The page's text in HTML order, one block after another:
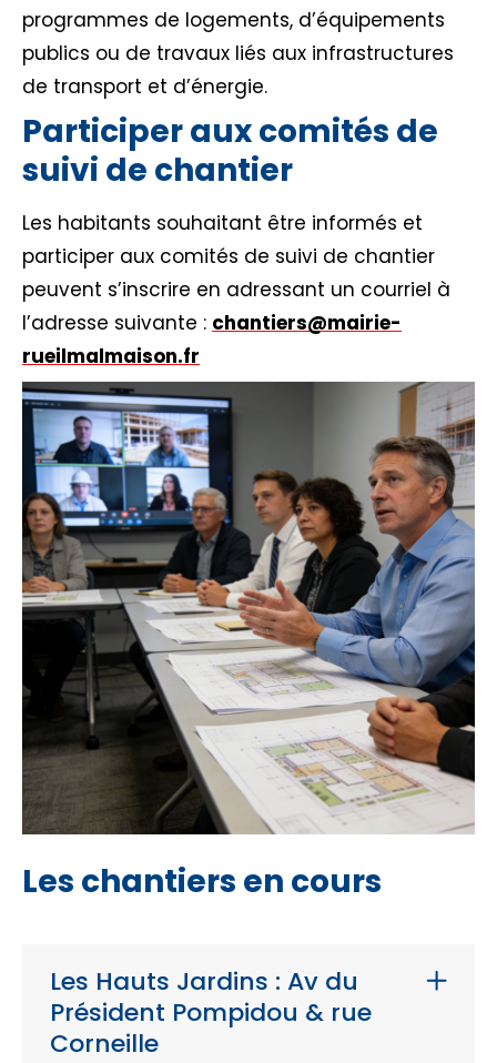
programmes de logements, d’équipements
publics ou de travaux liés aux infrastructures
de transport et d’énergie.
Participer aux comités de
suivi de chantier
Les habitants souhaitant être informés et
participer aux comités de suivi de chantier
peuvent s’inscrire en adressant un courriel à
l’adresse suivante : chantiers@mairie-
rueilmalmaison.fr
Les chantiers en cours
Les Hauts Jardins : Av du
Président Pompidou & rue
Corneille